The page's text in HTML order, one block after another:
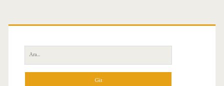
Birincil
Yan
Menü
Ara: